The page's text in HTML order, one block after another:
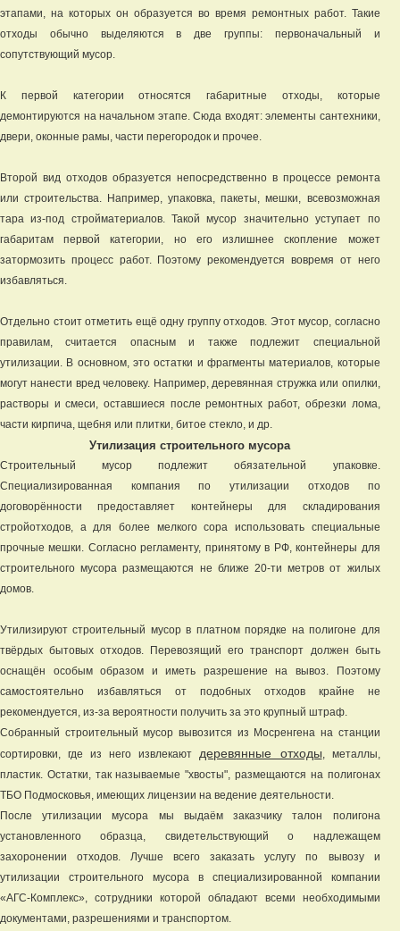
этапами, на которых он образуется во время ремонтных работ. Такие
отходы обычно выделяются в две группы: первоначальный и
сопутствующий мусор.
К первой категории относятся габаритные отходы, которые
демонтируются на начальном этапе. Сюда входят: элементы сантехники,
двери, оконные рамы, части перегородок и прочее.
Второй вид отходов образуется непосредственно в процессе ремонта
или строительства. Например, упаковка, пакеты, мешки, всевозможная
тара из-под стройматериалов. Такой мусор значительно уступает по
габаритам первой категории, но его излишнее скопление может
затормозить процесс работ. Поэтому рекомендуется вовремя от него
избавляться.
Отдельно стоит отметить ещё одну группу отходов. Этот мусор, согласно
правилам, считается опасным и также подлежит специальной
утилизации. В основном, это остатки и фрагменты материалов, которые
могут нанести вред человеку. Например, деревянная стружка или опилки,
растворы и смеси, оставшиеся после ремонтных работ, обрезки лома,
части кирпича, щебня или плитки, битое стекло, и др.
Утилизация строительного мусора
Строительный мусор подлежит обязательной упаковке.
Специализированная компания по утилизации отходов по
договорённости предоставляет контейнеры для складирования
стройотходов, а для более мелкого сора использовать специальные
прочные мешки. Согласно регламенту, принятому в РФ, контейнеры для
строительного мусора размещаются не ближе 20-ти метров от жилых
домов.
Утилизируют строительный мусор в платном порядке на полигоне для
твёрдых бытовых отходов. Перевозящий его транспорт должен быть
оснащён особым образом и иметь разрешение на вывоз. Поэтому
самостоятельно избавляться от подобных отходов крайне не
рекомендуется, из-за вероятности получить за это крупный штраф.
Собранный строительный мусор вывозится из Мосренгена на станции
сортировки, где из него извлекаютдеревянные отходы, металлы,
пластик. Остатки, так называемые "хвосты", размещаются на полигонах
ТБО Подмосковья, имеющих лицензии на ведение деятельности.
После утилизации мусора мы выдаём заказчику талон полигона
установленного образца, свидетельствующий о надлежащем
захоронении отходов. Лучше всего заказать услугу по вывозу и
утилизации строительного мусора в специализированной компании
«АГС-Комплекс», сотрудники которой обладают всеми необходимыми
документами, разрешениями и транспортом.